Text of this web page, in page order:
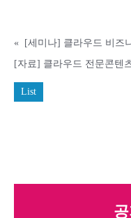
«
[세미나] 클라우드 비즈
[자료] 클라우드 전문콘텐
List